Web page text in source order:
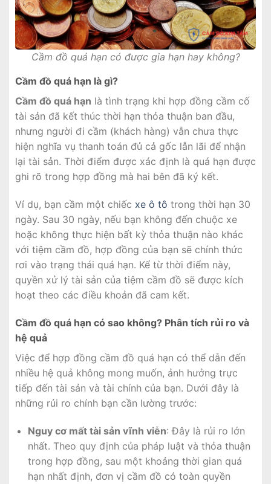
Cầm đồ quá hạn có được gia hạn hay không?
Cầm đồ quá hạn là gì?
Cầm đồ quá hạn là tình trạng khi hợp đồng cầm cố
tài sản đã kết thúc thời hạn thỏa thuận ban đầu,
nhưng người đi cầm (khách hàng) vẫn chưa thực
hiện nghĩa vụ thanh toán đủ cả gốc lẫn lãi để nhận
lại tài sản. Thời điểm được xác định là quá hạn được
ghi rõ trong hợp đồng mà hai bên đã ký kết.
Ví dụ, bạn cầm một chiếc xe ô tô trong thời hạn 30
ngày. Sau 30 ngày, nếu bạn không đến chuộc xe
hoặc không thực hiện bất kỳ thỏa thuận nào khác
với tiệm cầm đồ, hợp đồng của bạn sẽ chính thức
rơi vào trạng thái quá hạn. Kể từ thời điểm này,
quyền xử lý tài sản của tiệm cầm đồ sẽ được kích
hoạt theo các điều khoản đã cam kết.
Cầm đồ quá hạn có sao không? Phân tích rủi ro và
hệ quả
Việc để hợp đồng cầm đồ quá hạn có thể dẫn đến
nhiều hệ quả không mong muốn, ảnh hưởng trực
tiếp đến tài sản và tài chính của bạn. Dưới đây là
những rủi ro chính bạn cần lường trước:
Nguy cơ mất tài sản vĩnh viễn: Đây là rủi ro lớn
nhất. Theo quy định của pháp luật và thỏa thuận
trong hợp đồng, sau một khoảng thời gian quá
hạn nhất định, đơn vị cầm đồ có toàn quyền